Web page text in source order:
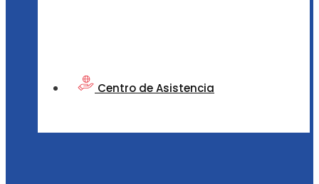
Centro de Asistencia